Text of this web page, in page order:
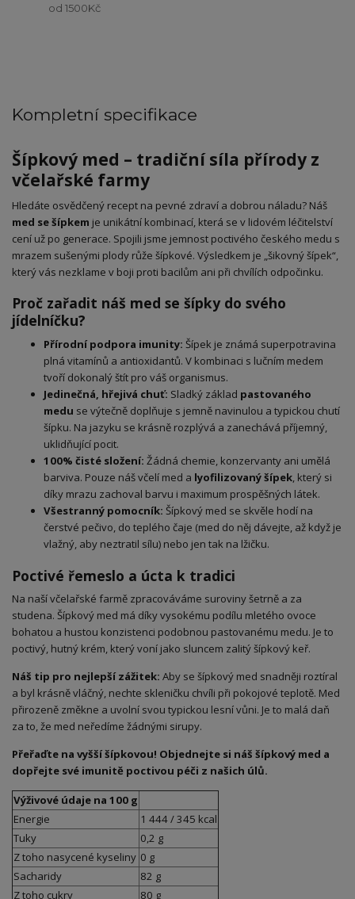
od 1500Kč
Kompletní specifikace
Šípkový med – tradiční síla přírody z
včelařské farmy
Hledáte osvědčený recept na pevné zdraví a dobrou náladu? Náš
med se šípkem je unikátní kombinací, která se v lidovém léčitelství
cení už po generace. Spojili jsme jemnost poctivého českého medu s
mrazem sušenými plody růže šípkové. Výsledkem je „šikovný šípek“,
který vás nezklame v boji proti bacilům ani při chvílích odpočinku.
Proč zařadit náš med se šípky do svého
jídelníčku?
Přírodní podpora imunity: Šípek je známá superpotravina
plná vitamínů a antioxidantů. V kombinaci s lučním medem
tvoří dokonalý štít pro váš organismus.
Jedinečná, hřejivá chuť: Sladký základ pastovaného
medu se výtečně doplňuje s jemně navinulou a typickou chutí
šípku. Na jazyku se krásně rozplývá a zanechává příjemný,
uklidňující pocit.
100% čisté složení: Žádná chemie, konzervanty ani umělá
barviva. Pouze náš včelí med a lyofilizovaný šípek, který si
díky mrazu zachoval barvu i maximum prospěšných látek.
Všestranný pomocník: Šípkový med se skvěle hodí na
čerstvé pečivo, do teplého čaje (med do něj dávejte, až když je
vlažný, aby neztratil sílu) nebo jen tak na lžičku.
Poctivé řemeslo a úcta k tradici
Na naší včelařské farmě zpracováváme suroviny šetrně a za
studena. Šípkový med má díky vysokému podílu mletého ovoce
bohatou a hustou konzistenci podobnou pastovanému medu. Je to
poctivý, hutný krém, který voní jako sluncem zalitý šípkový keř.
Náš tip pro nejlepší zážitek: Aby se šípkový med snadněji roztíral
a byl krásně vláčný, nechte skleničku chvíli při pokojové teplotě. Med
přirozeně změkne a uvolní svou typickou lesní vůni. Je to malá daň
za to, že med neředíme žádnými sirupy.
Přeřaďte na vyšší šípkovou! Objednejte si náš šípkový med a
dopřejte své imunitě poctivou péči z našich úlů.
Výživové údaje na 100 g
Energie
1 444 / 345 kcal
Tuky
0,2 g
Z toho nasycené kyseliny 0 g
Sacharidy
82 g
Z toho cukry
80 g